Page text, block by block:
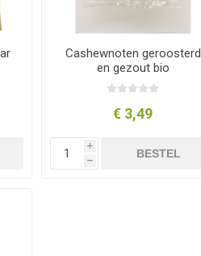
Cashewnoten geroosterd
en gezout bio
€ 3,49
i
h
BESTEL